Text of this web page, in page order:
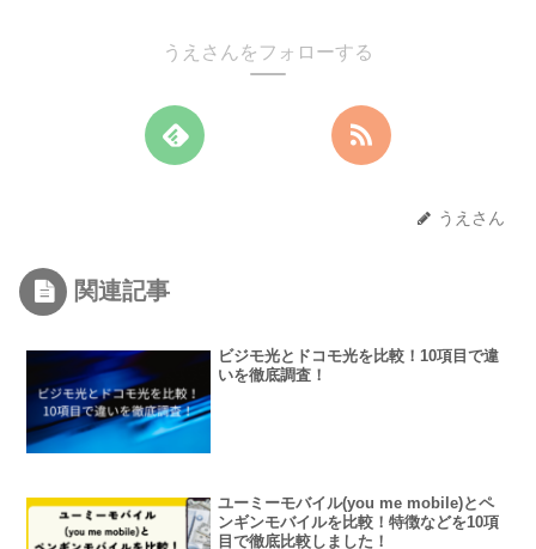
うえさんをフォローする
うえさん
関連記事
ビジモ光とドコモ光を比較！10項目で違
いを徹底調査！
ユーミーモバイル(you me mobile)とペ
ンギンモバイルを比較！特徴などを10項
目で徹底比較しました！